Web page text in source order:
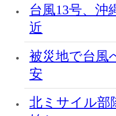
台風13号、沖
近
被災地で台風
安
北ミサイル部